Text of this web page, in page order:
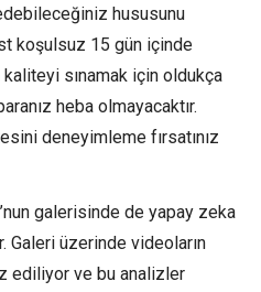
hususunu
koşulsuz 15 gün içinde
kaliteyi sınamak için oldukça
heba olmayacaktır.
deneyimleme fırsatınız
’nun galerisinde de yapay zeka
Galeri üzerinde videoların
ediliyor ve bu analizler